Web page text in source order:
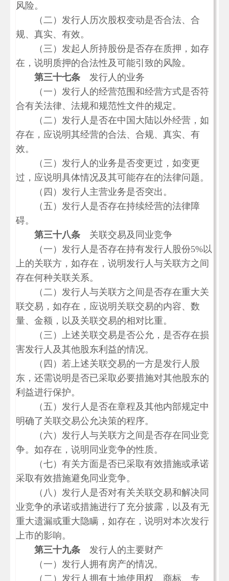
风险。
（二）发行人历次股权变动是否合法、合
规、真实、有效。
（三）发起人所持股份是否存在质押，如存
在，说明质押的合法性及可能引致的风险。
第三十七条 发行人的业务
（一）发行人的经营范围和经营方式是否符
合有关法律、法规和规范性文件的规定。
（二）发行人是否在中国大陆以外经营，如
存在，应说明其经营的合法、合规、真实、有
效。
（三）发行人的业务是否变更过，如变更
过，应说明具体情况及其可能存在的法律问题。
（四）发行人主营业务是否突出。
（五）发行人是否存在持续经营的法律障
碍。
第三十八条 关联交易及同业竞争
（一）发行人是否存在持有发行人股份5%以
上的关联方，如存在，说明发行人与关联方之间
存在何种关联关系。
（二）发行人与关联方之间是否存在重大关
联交易，如存在，应说明关联交易的内容、数
量、金额，以及关联交易的相对比重。
（三）上述关联交易是否公允，是否存在损
害发行人及其他股东利益的情况。
（四）若上述关联交易的一方是发行人股
东，还需说明是否已采取必要措施对其他股东的
利益进行保护。
（五）发行人是否在章程及其他内部规定中
明确了关联交易公允决策的程序。
（六）发行人与关联方之间是否存在同业竞
争。如存在，说明同业竞争的性质。
（七）有关方面是否已采取有效措施或承诺
采取有效措施避免同业竞争。
（八）发行人是否对有关关联交易和解决同
业竞争的承诺或措施进行了充分披露，以及有无
重大遗漏或重大隐瞒，如存在，说明对本次发行
上市的影响。
第三十九条 发行人的主要财产
（一）发行人拥有房产的情况。
（二）发行人拥有土地使用权、商标、专